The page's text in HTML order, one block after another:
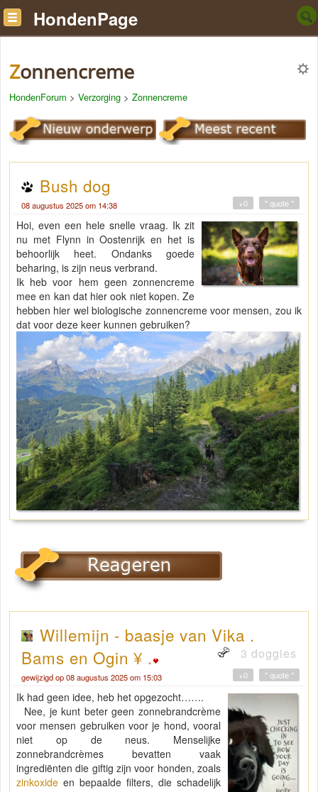
HondenPage
Zonnencreme
HondenForum > Verzorging > Zonnencreme
Bush dog
08 augustus 2025 om 14:38 " quote "
+0
Hoi, even een hele snelle vraag. Ik zit
nu met Flynn in Oostenrijk en het is
behoorlijk heet. Ondanks goede
beharing, is zijn neus verbrand.
Ik heb voor hem geen zonnencreme
mee en kan dat hier ook niet kopen. Ze
hebben hier wel biologische zonnencreme voor mensen, zou ik
dat voor deze keer kunnen gebruiken?
Willemijn - baasje van Vika .
Bams en Ogin ¥ .
3 doggies
gewijzigd op 08 augustus 2025 om 15:03 " quote "
+0
Ik had geen idee, heb het opgezocht…….
Nee, je kunt beter geen zonnebrandcrème
voor mensen gebruiken voor je hond, vooral
niet op de neus. Menselijke
zonnebrandcrèmes bevatten vaak
ingrediënten die giftig zijn voor honden, zoals
zinkoxide en bepaalde filters, die schadelijk